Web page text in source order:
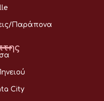
Παράπονα
City